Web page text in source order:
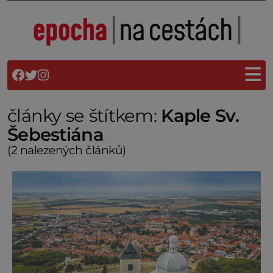
články se štítkem: Kaple Sv.
Šebestiána
(2 nalezených článků)